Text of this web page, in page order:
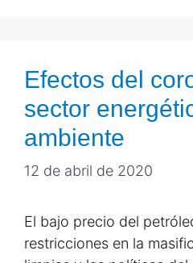
Efectos del
sector
ambiente
12 de abril de 2020
El bajo precio del
restricciones en la